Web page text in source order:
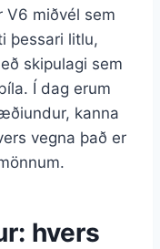
V6 miðvél sem
þessari litlu,
skipulagi sem
Í dag erum
kanna
vegna það er
hvers